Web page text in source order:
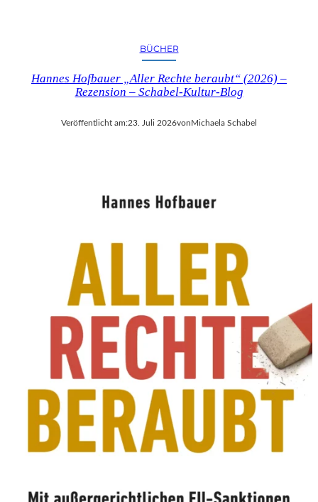
BÜCHER
Hannes Hofbauer „Aller Rechte beraubt“ (2026) –
Rezension – Schabel-Kultur-Blog
Veröffentlicht am:23. Juli 2026vonMichaela Schabel